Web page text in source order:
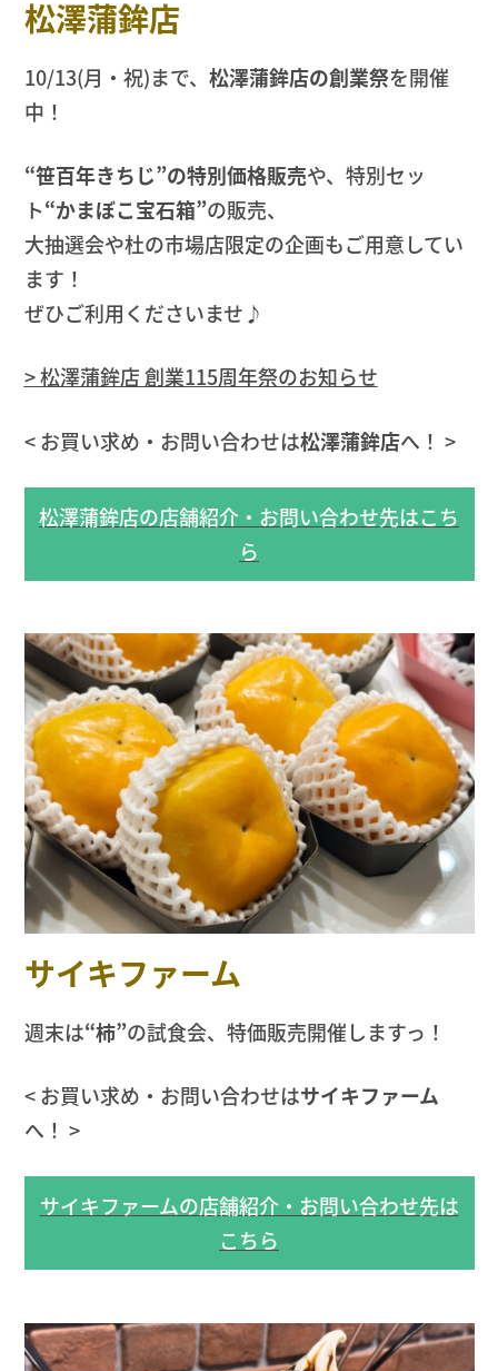
松澤蒲鉾店
10/13(月・祝)まで、 松澤蒲鉾店の創業祭を開催
中！
“笹百年きちじ”の特別価格販売や、特別セッ
ト“かまぼこ宝石箱”の販売、
大抽選会や杜の市場店限定の企画もご用意してい
ます！
ぜひご利用くださいませ♪
> 松澤蒲鉾店 創業115周年祭のお知らせ
< お買い求め・お問い合わせは松澤蒲鉾店へ！ >
松澤蒲鉾店の店舗紹介・お問い合わせ先はこち
ら
サイキファーム
週末は“柿”の試食会、特価販売開催しますっ！
< お買い求め・お問い合わせはサイキファーム
へ！ >
サイキファームの店舗紹介・お問い合わせ先は
こちら